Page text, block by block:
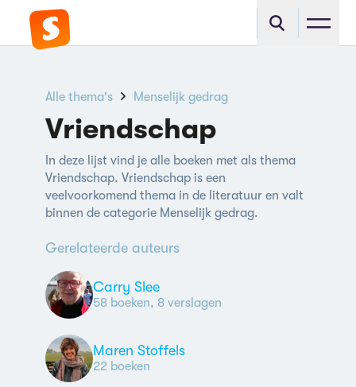
Alle thema's Menselijk gedrag
Vriendschap
In deze lijst vind je alle boeken met als thema
Vriendschap. Vriendschap is een
veelvoorkomend thema in de literatuur en valt
binnen de categorie Menselijk gedrag.
Gerelateerde auteurs
Carry Slee
58 boeken, 8 verslagen
Maren Stoffels
22 boeken